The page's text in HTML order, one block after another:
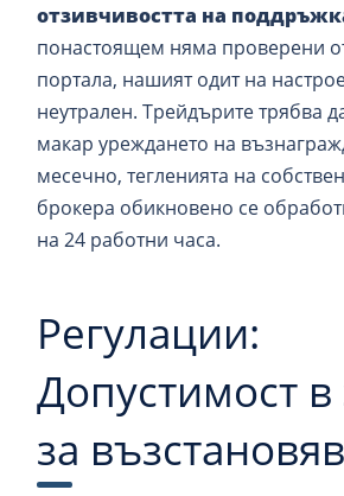
отзивчивостта на
понастоящем няма проверени
портала, нашият одит на
неутрален. Трейдърите трябва
макар уреждането на
месечно, тегленията на
брокера обикновено се
на 24 работни часа.
Регулации:
Допустимост в
за